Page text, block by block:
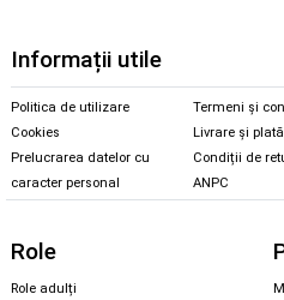
Informații utile
Politica de utilizare
Cookies
Prelucrarea datelor cu
caracter personal
Termeni și
Livrare și plată
Condiții de
ANPC
Role
Role adulți